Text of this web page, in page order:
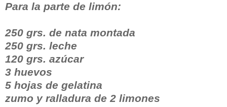
Para la parte de limón:
250 grs. de nata montada
250 grs. leche
120 grs. azúcar
3 huevos
5 hojas de gelatina
zumo y ralladura de 2 limones